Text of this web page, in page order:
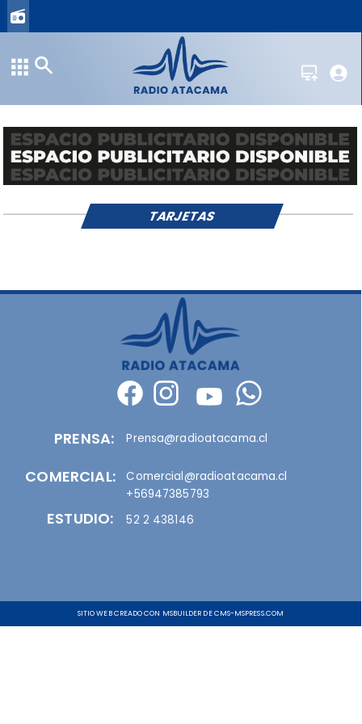
TARJETAS
SITIO WEB CREADO CON MSBUILDER DE CMS-MSPRESS.COM
PRENSA:
COMERCIAL:
Prensa@radioatacama.cl
Comercial@radioatacama.cl
+56947385793
ESTUDIO: 52 2 438146